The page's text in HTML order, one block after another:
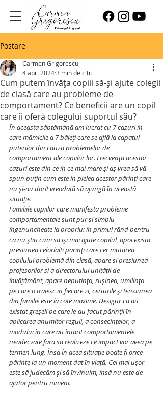
Postare
Cum putem învăța copiii să-și ajute colegii
de clasă care au probleme de
comportament? Ce beneficii are un copil
care îi oferă colegului suportul său?
Carmen Grigorescu
4 apr. 20243 min de citit
În aceasta săptămână am lucrat cu 7 cazuri în
care mămicile a 7 băieți care se află la capatul
puterilor din cauza problemelor de
comportament ale copiilor lor. Frecvența acestor
cazuri este din ce în ce mai mare și aș vrea să vă
spun puțin cum este in pielea acestor părinți care
nu și-au dorit vreodată să ajungă în această
situație.
Familiile copiilor care manifestă probleme
comportamentale sunt pur și simplu
îngenuncheate la propriu: în primul rând pentru
ca nu știu cum să iși mai ajute copilul, apoi există
presiunea celorlalti părinți care cer mutarea
copilului problemă din clasă, apare si presiunea
profesorilor si a directorului unității de
învățământ, apare neputința, rușinea, umilința
pe care o trăiesc in fiecare zi, certurile și tensiunea
din familie este la cote maxime. Desigur că au
existat greșeli pe care le-au facut părinții în
aplicarea anumitor reguli, a consecințelor, a
modului în care au întarit comportamentele
neadecvate fară să realizeze ce impact vor avea pe
termen lung. Însă în acea situație poate fi orice
părinte la un moment dat în viață. Cel mai ușor
este să judecăm și să învinuim, însă nu este de
ajutor pentru nimeni.